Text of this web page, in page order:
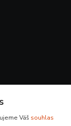
Váš souhlas